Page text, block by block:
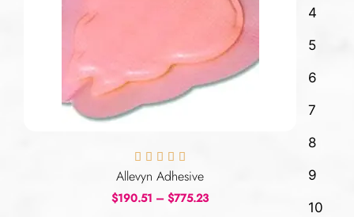
    
Allevyn Adhesive
$190.51 –$775.23
4
5
6
7
8
9
10